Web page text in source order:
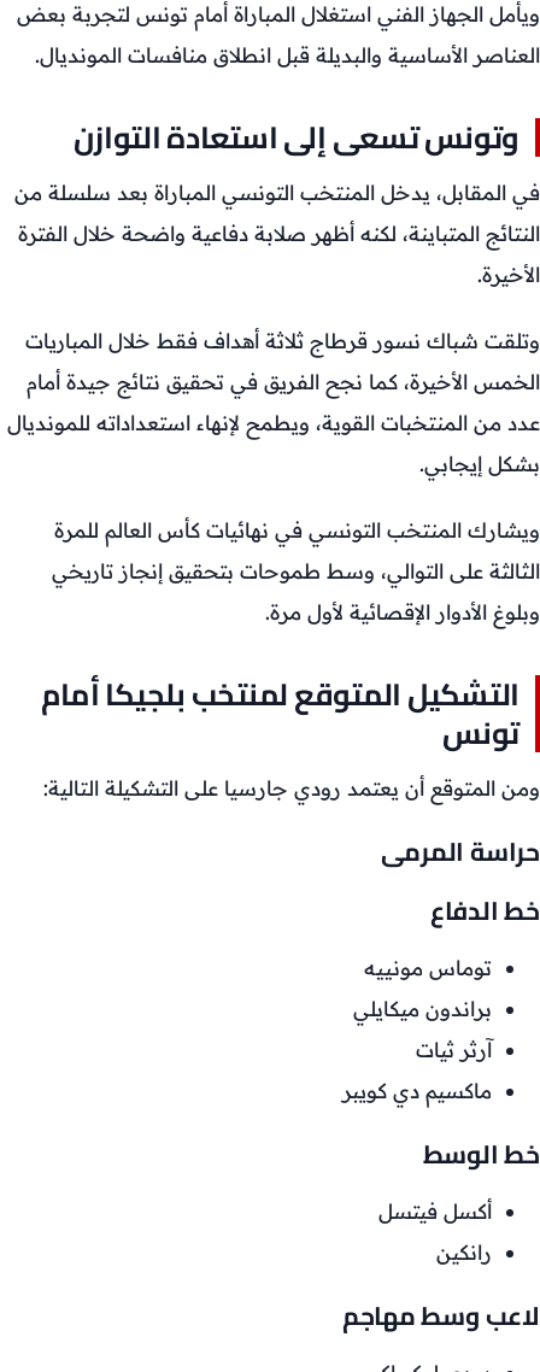
ويأمل الجهاز الفني استغلال المباراة أمام تونس لتجربة بعض
العناصر الأساسية والبديلة قبل انطلاق منافسات المونديال.
وتونس تسعى إلى استعادة التوازن
في المقابل، يدخل المنتخب التونسي المباراة بعد سلسلة من
النتائج المتباينة، لكنه أظهر صلابة دفاعية واضحة خلال الفترة
الأخيرة.
وتلقت شباك نسور قرطاج ثلاثة أهداف فقط خلال المباريات
الخمس الأخيرة، كما نجح الفريق في تحقيق نتائج جيدة أمام
عدد من المنتخبات القوية، ويطمح لإنهاء استعداداته للمونديال
بشكل إيجابي.
ويشارك المنتخب التونسي في نهائيات كأس العالم للمرة
الثالثة على التوالي، وسط طموحات بتحقيق إنجاز تاريخي
وبلوغ الأدوار الإقصائية لأول مرة.
التشكيل المتوقع لمنتخب بلجيكا أمام
تونس
ومن المتوقع أن يعتمد رودي جارسيا على التشكيلة التالية:
حراسة المرمى
خط الدفاع
توماس مونييه
براندون ميكايلي
آرثر ثيات
ماكسيم دي كويبر
خط الوسط
أكسل فيتسل
رانكين
لاعب وسط مهاجم